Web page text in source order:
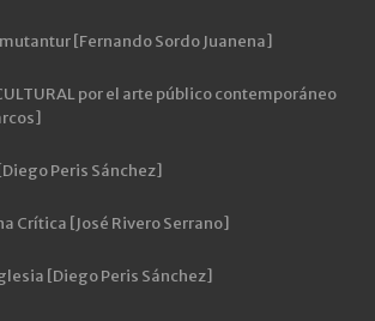
[Fernando Sordo Juanena]
por el arte público contemporáneo
Peris Sánchez]
Crítica [José Rivero Serrano]
[Diego Peris Sánchez]